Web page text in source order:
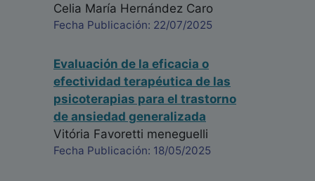
Celia María Hernández Caro
Fecha Publicación: 22/07/2025
Evaluación de la eficacia o
efectividad terapéutica de las
psicoterapias para el trastorno
de ansiedad generalizada
Vitória Favoretti meneguelli
Fecha Publicación: 18/05/2025